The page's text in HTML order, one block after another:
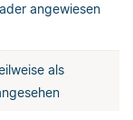
angewiesen
als